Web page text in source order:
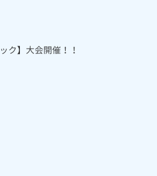
ク】大会開催！！